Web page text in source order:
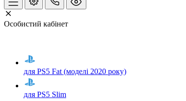
Особистий кабінет
для PS5 Fat (моделі 2020 року)
для PS5 Slim